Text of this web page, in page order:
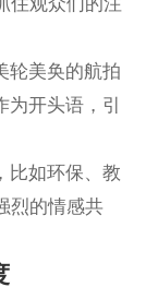
轮美奂的航拍
开头语，引
比如环保、教
烈的情感共